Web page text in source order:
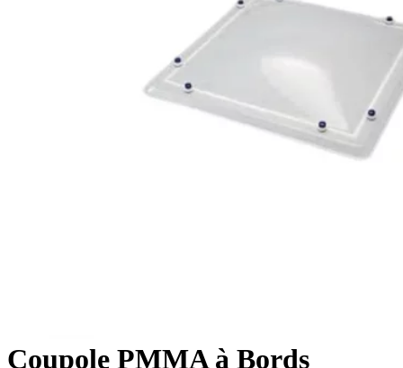
Coupole PMMA à Bords